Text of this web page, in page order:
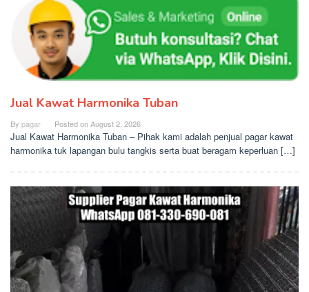
Jual Kawat Harmonika Tuban
By pagar Posted onAugust 2, 2026
Jual Kawat Harmonika Tuban – Pihak kami adalah penjual pagar kawat
harmonika tuk lapangan bulu tangkis serta buat beragam keperluan […]